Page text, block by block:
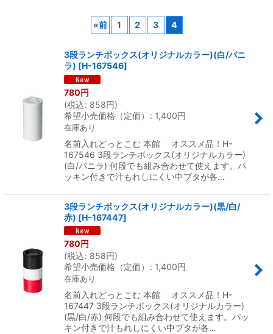
絞り込む
«前 1 2 3 4
3段ランチボックス(オリジナルカラー)(白/バニ
ラ) [H-167546]
780円
(税込: 858円)
希望小売価格（定価）
: 1,400円
在庫あり
名前入れどっとこむ 本館 オススメ品！H-
167546 3段ランチボックス(オリジナルカラー)
(白/バニラ) 何段でも組み合わせて使えます。パ
ッキン付きで汁もれしにくい中ブタが各…
3段ランチボックス(オリジナルカラー)(黒/白/
赤) [H-167447]
780円
(税込: 858円)
希望小売価格（定価）
: 1,400円
在庫あり
名前入れどっとこむ 本館 オススメ品！H-
167447 3段ランチボックス(オリジナルカラー)
(黒/白/赤) 何段でも組み合わせて使えます。パッ
キン付きで汁もれしにくい中ブタが各…